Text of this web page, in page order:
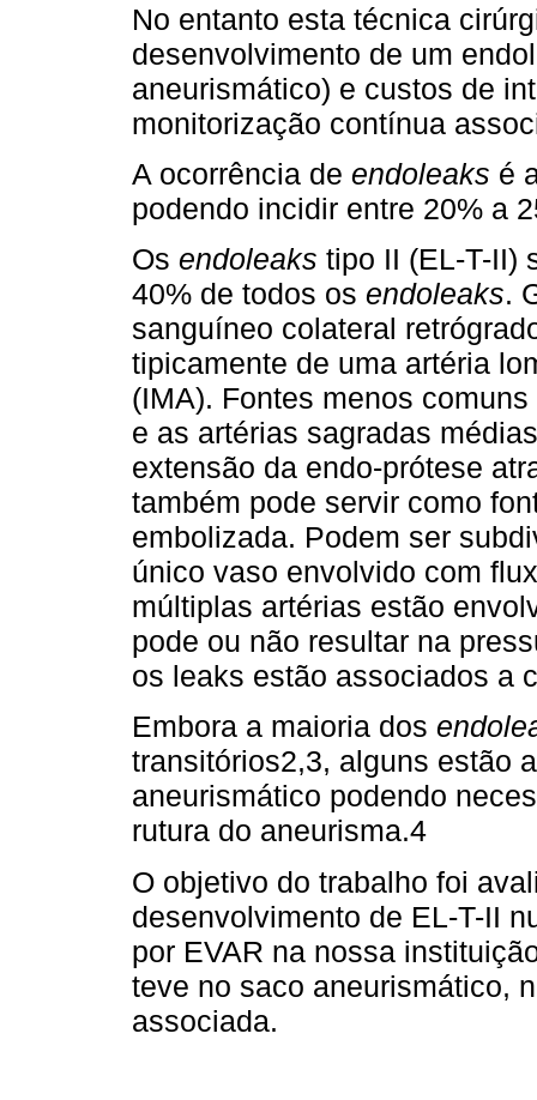
No entanto esta técnica
desenvolvimento de um
aneurismático) e custos de
monitorização contínua
A ocorrência de endoleaks é
podendo incidir entre 20% a
Os endoleaks tipo II (EL-T-II)
40% de todos os endoleaks.
sanguíneo colateral
tipicamente de uma artéria
(IMA). Fontes menos
e as artérias sagradas
extensão da endo-prótese
também pode servir como
embolizada. Podem ser
único vaso envolvido com
múltiplas artérias estão
pode ou não resultar na
os leaks estão associados a
Embora a maioria dos
transitórios2,3, alguns estão
aneurismático podendo
rutura do aneurisma.4
O objetivo do trabalho foi
desenvolvimento de EL-T-II
por EVAR na nossa
teve no saco aneurismático,
associada.